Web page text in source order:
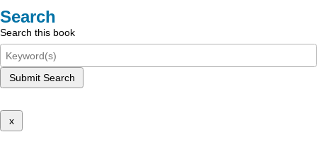
Search
Search this book
Submit Search
x